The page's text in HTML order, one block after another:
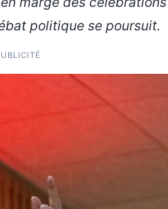
politique se poursuit.